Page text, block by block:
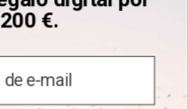
By City Guantes de moto Cafe
III
€.